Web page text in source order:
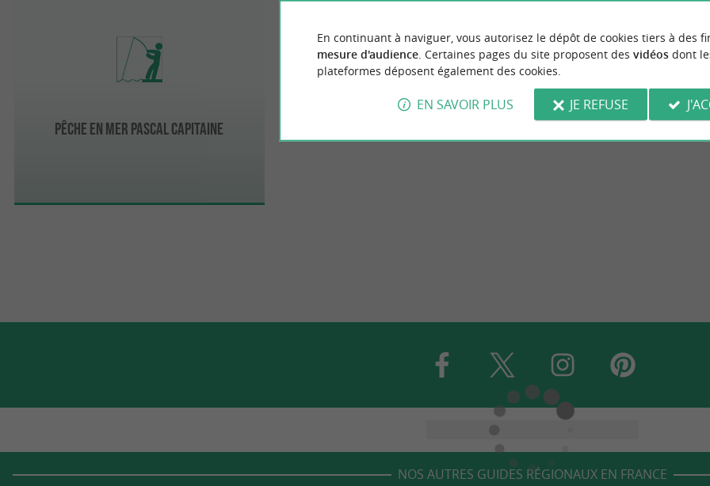
Pêche en mer Pascal Capitaine
NOS AUTRES GUIDES RÉGIONAUX EN FRANCE
En continuant à naviguer, vous autorisez le dépôt de cookies tiers à des
mesure d'audience. Certaines pages du site proposent des vidéosdont
plateformes déposent également des cookies.
EN SAVOIR PLUS JE REFUSE